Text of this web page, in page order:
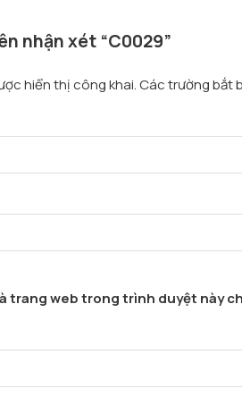
nhận xét “C0029”
hiển thị công khai.Các trường bắt
trang web trong trình duyệt này